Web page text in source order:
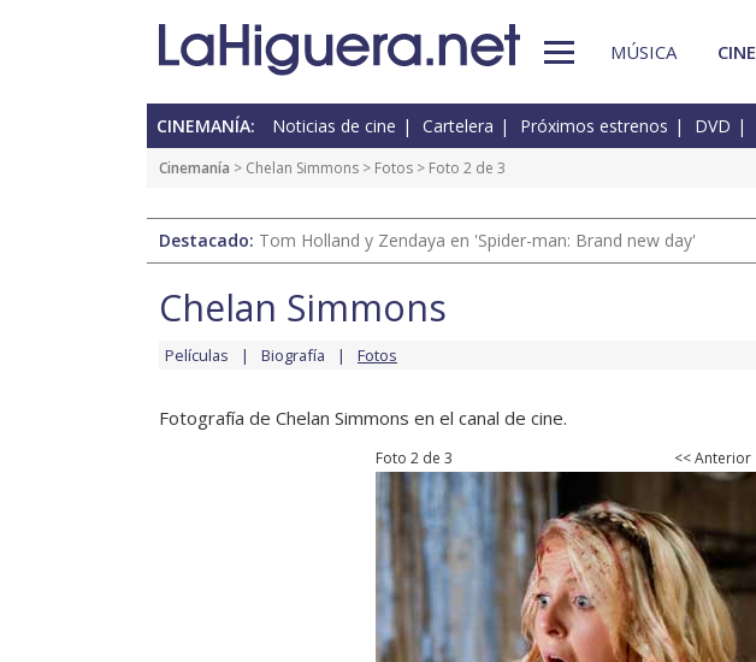
MÚSICA CINE
CINEMANÍA: Noticias de cine Cartelera Próximos estrenos DVD
Cinemanía > Chelan Simmons > Fotos > Foto 2 de 3
Destacado: Tom Holland y Zendaya en 'Spider-man: Brand new day'
Chelan Simmons
Películas Biografía Fotos
Fotografía de Chelan Simmons en el canal de cine.
Foto 2 de 3 << Anterior